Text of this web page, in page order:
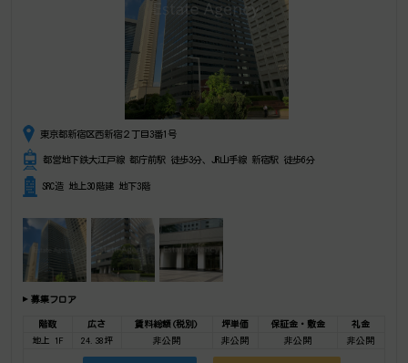
東京都新宿区西新宿２丁目3番1号
都営地下鉄大江戸線 都庁前駅 徒歩3分、JR山手線 新宿駅 徒歩6分
SRC造 地上30階建 地下3階
募集フロア
階数 広さ 賃料総額(税別) 坪単価 保証金・敷金
礼金
地上 1F
24.38坪 非公開 非公開 非公開 非公開